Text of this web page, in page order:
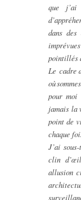
que j’ai
dans
pointillés
Le cadre
où
pour moi
jamais la
point de
chaque
J’ai
clin
allusion